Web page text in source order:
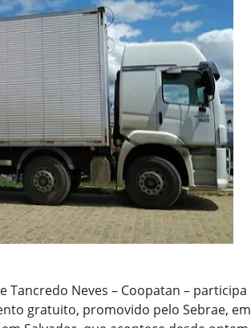
Neves – Coopatan – participa
gratuito, promovido pelo Sebrae, em